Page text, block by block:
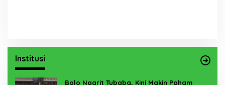
Institusi
Bolo Ngarit Tubaba, Kini Makin Paham